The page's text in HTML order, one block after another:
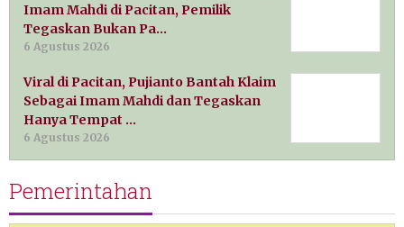
Imam Mahdi di Pacitan, Pemilik
Tegaskan Bukan Pa…
6 Agustus 2026
Viral di Pacitan, Pujianto Bantah Klaim
Sebagai Imam Mahdi dan Tegaskan
Hanya Tempat …
6 Agustus 2026
Pemerintahan